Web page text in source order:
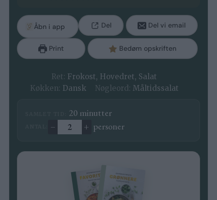
Åbn i app Del Del vi email
Print Bedøm opskriften
Ret: Frokost, Hovedret, Salat
Køkken: Dansk Nøgleord: Måltidssalat
20minutter
minutter
Ændre antal
– + personer